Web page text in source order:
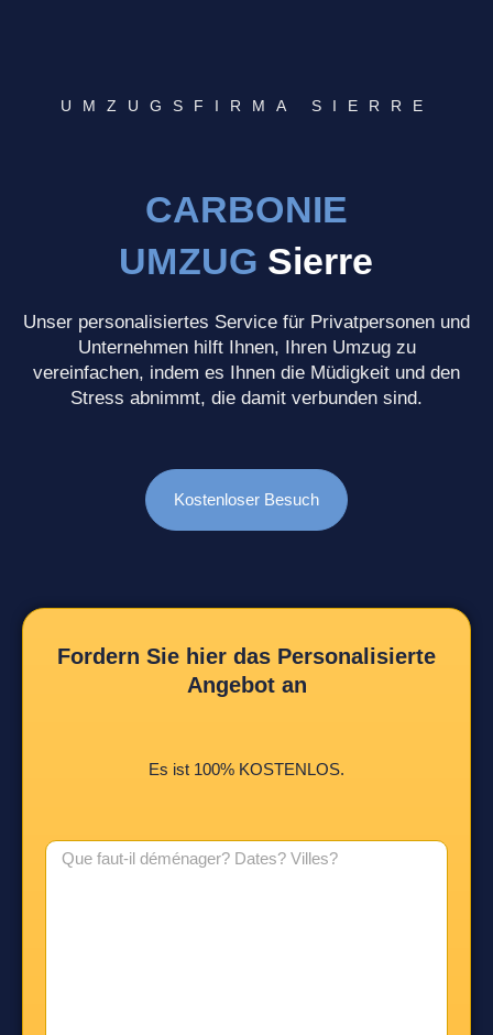
UMZUGSFIRMA SIERRE
CARBONIE
UMZUG Sierre
Unser personalisiertes Service für Privatpersonen und
Unternehmen hilft Ihnen, Ihren Umzug zu
vereinfachen, indem es Ihnen die Müdigkeit und den
Stress abnimmt, die damit verbunden sind.
Kostenloser Besuch
Fordern Sie hier das Personalisierte
Angebot an
Es ist 100% KOSTENLOS.